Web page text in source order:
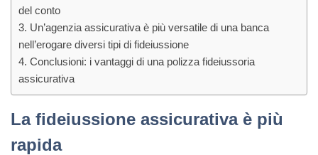
del conto
Un’agenzia assicurativa è più versatile di una banca
nell’erogare diversi tipi di fideiussione
Conclusioni: i vantaggi di una polizza fideiussoria
assicurativa
La fideiussione assicurativa è più
rapida